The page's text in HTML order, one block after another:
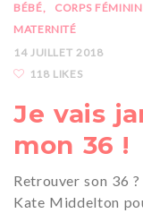
BÉBÉ
CORPS FÉMININ
MATERNITÉ
14 JUILLET 2018
118 LIKES
Je vais
mon 36 !
Retrouver son 36
Kate Middelton